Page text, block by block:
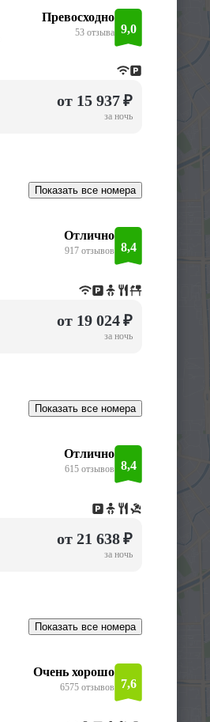
Превосходно
53 отзыва 9,0
от 15 937 ₽
за ночь
Показать все номера
Отлично
917 отзывов 8,4
от 19 024 ₽
за ночь
Показать все номера
Отлично
615 отзывов 8,4
от 21 638 ₽
за ночь
Показать все номера
Очень хорошо
6575 отзывов 7,6